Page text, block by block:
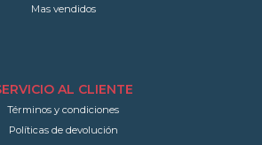
Mas vendidos
AL CLIENTE
Términos y condiciones
Políticas de devolución